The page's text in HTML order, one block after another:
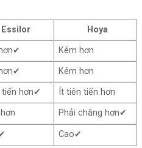
Essilor
Hoya
Kém hơn
Kém hơn
tiến hơn✔
Ít tiên tiến hơn
Phải chăng hơn✔
Cao✔